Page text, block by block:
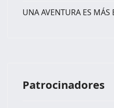
UNA AVENTURA ES MÁS
Patrocinadores